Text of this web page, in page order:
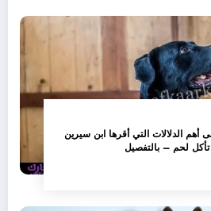
الدلالات التي أقرها ابن سيرين
لحم – بالتفصيل